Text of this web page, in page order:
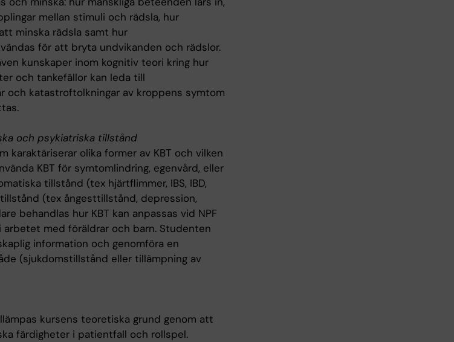
mellan stimuli och rädsla, hur
minska rädsla samt hur
för att bryta undvikanden och rädslor.
kunskaper inom kognitiv teori kring hur
och tankefällor kan leda till
och katastroftolkningar av kroppens symtom
och psykiatriska tillstånd
karaktäriserar olika former av KBT och vilken
KBT för symtomlindring, egenvård, eller
tillstånd (tex hjärtflimmer, IBS, IBD,
(tex ångesttillstånd, depression,
behandlas hur KBT kan anpassas vid NPF
arbetet med föräldrar och barn. Studenten
information och genomföra en
(sjukdomstillstånd eller tillämpning av
kursens teoretiska grund genom att
färdigheter i patientfall och rollspel.